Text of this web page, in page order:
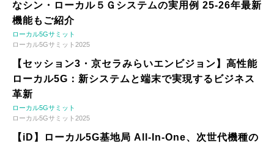
なシン・ローカル５Ｇシステムの実用例 25-26年最新
機能もご紹介
ローカル5Gサミット
ローカル5Gサミット2025
【セッション3・京セラみらいエンビジョン】高性能
ローカル5G：新システムと端末で実現するビジネス
革新
ローカル5Gサミット
ローカル5Gサミット2025
【iD】ローカル5G基地局 All-In-One、次世代機種の